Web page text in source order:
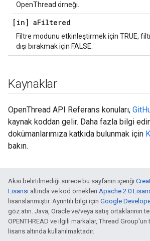
OpenThread örneği.
[in] aFiltered
Filtre modunu etkinleştirmek için TRUE,
dışı bırakmak için FALSE.
Kaynaklar
OpenThread API Referans konuları,
kaynak koddan gelir. Daha fazla bilgi
dokümanlarımıza katkıda bulunmak için
bakın.
Aksi belirtilmediği sürece bu sayfanın içeriği
Lisansı altında ve kod örnekleri Apache 2.0
lisanslanmıştır. Ayrıntılı bilgi için Google
göz atın. Java, Oracle ve/veya satış ortaklarının
OPENTHREAD ve ilgili markalar, Thread Group'un
lisans altında kullanılmaktadır.